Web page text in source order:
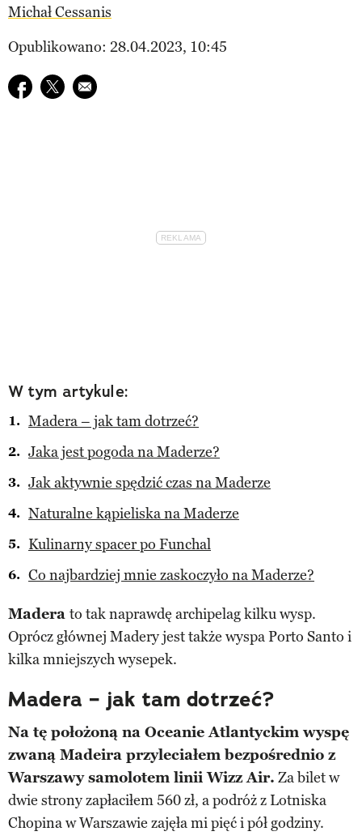
Michał Cessanis
Opublikowano: 28.04.2023, 10:45
Udostępnij na facebook
Udostępnij na twitter
E-mail do przyjaciela
W tym artykule:
Madera – jak tam dotrzeć?
Jaka jest pogoda na Maderze?
Jak aktywnie spędzić czas na Maderze
Naturalne kąpieliska na Maderze
Kulinarny spacer po Funchal
Co najbardziej mnie zaskoczyło na Maderze?
Madera to tak naprawdę archipelag kilku wysp.
Oprócz głównej Madery jest także wyspa Porto Santo i
kilka mniejszych wysepek.
Madera – jak tam dotrzeć?
Na tę położoną na Oceanie Atlantyckim wyspę
zwaną Madeira przyleciałem bezpośrednio z
Warszawy samolotem linii Wizz Air. Za bilet w
dwie strony zapłaciłem 560 zł, a podróż z Lotniska
Chopina w Warszawie zajęła mi pięć i pół godziny.